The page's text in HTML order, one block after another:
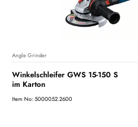
Angle Grinder
Winkelschleifer GWS 15-150 S
im Karton
Item No: 5000052.2600